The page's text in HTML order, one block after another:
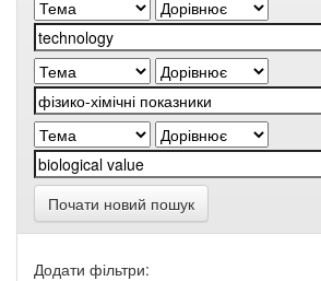
Почати новий пошук
Додати фільтри: